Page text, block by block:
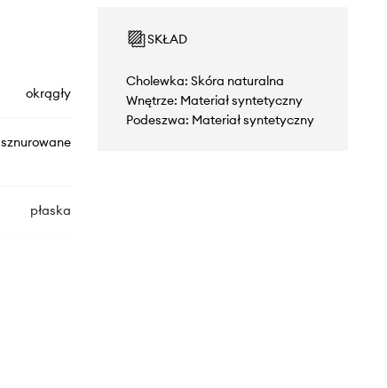
okrągły
sznurowane
płaska
SKŁAD
Cholewka: Skóra naturalna
Wnętrze: Materiał syntetyczny
Podeszwa: Materiał syntetyczny